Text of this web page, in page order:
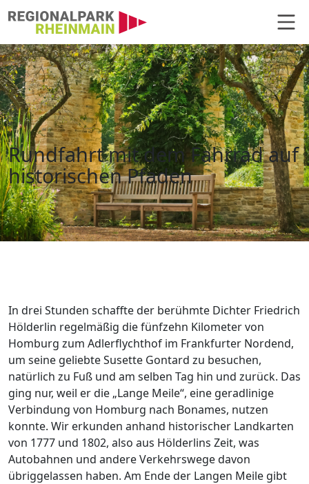
Rundfahrt mit dem Fahrrad auf
Hauptnavigation
Rundfahrt mit dem Fahrrad auf
historischen Pfaden
In drei Stunden schaffte der berühmte Dichter Friedrich
Hölderlin regelmäßig die fünfzehn Kilometer von
Homburg zum Adlerflychthof im Frankfurter Nordend,
um seine geliebte Susette Gontard zu besuchen,
natürlich zu Fuß und am selben Tag hin und zurück. Das
ging nur, weil er die „Lange Meile“, eine geradlinige
Verbindung von Homburg nach Bonames, nutzen
konnte. Wir erkunden anhand historischer Landkarten
von 1777 und 1802, also aus Hölderlins Zeit, was
Autobahnen und andere Verkehrswege davon
übriggelassen haben. Am Ende der Langen Meile gibt